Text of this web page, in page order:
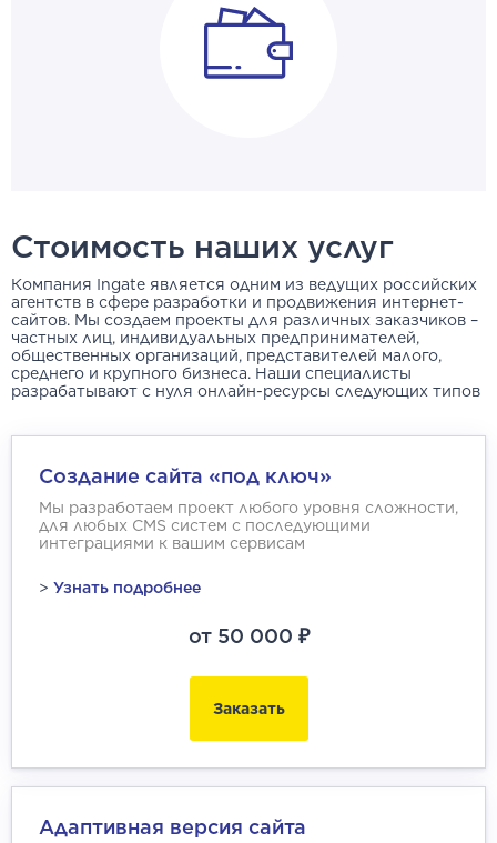
Стоимость наших услуг
Компания Ingate является одним из ведущих российских
агентств в сфере разработки и продвижения интернет-
сайтов. Мы создаем проекты для различных заказчиков –
частных лиц, индивидуальных предпринимателей,
общественных организаций, представителей малого,
среднего и крупного бизнеса. Наши специалисты
разрабатывают с нуля онлайн-ресурсы следующих типов
Создание сайта «под ключ»
Мы разработаем проект любого уровня сложности,
для любых CMS систем с последующими
интеграциями к вашим сервисам
> Узнать подробнее
от 50 000 ₽
Заказать
Адаптивная версия сайта